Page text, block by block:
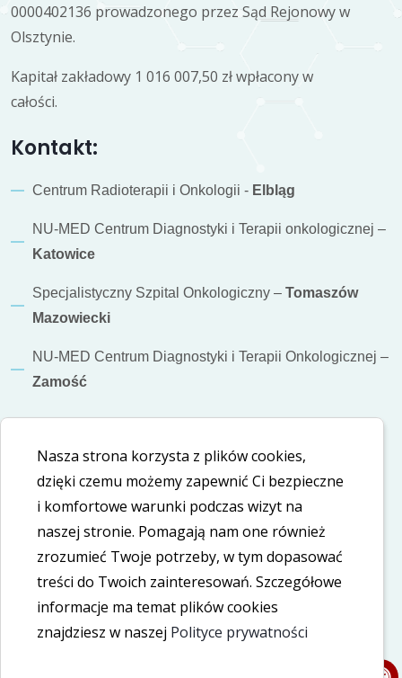
0000402136 prowadzonego przez Sąd Rejonowy w
Olsztynie.
Kapitał zakładowy 1 016 007,50 zł wpłacony w
całości.
Kontakt:
Centrum Radioterapii i Onkologii - Elbląg
NU-MED Centrum Diagnostyki i Terapii onkologicznej –
Katowice
Specjalistyczny Szpital Onkologiczny – Tomaszów
Mazowiecki
NU-MED Centrum Diagnostyki i Terapii Onkologicznej –
Zamość
Polityka prywatności
Deklaracja dostępności
Nasze social media
Nasza strona korzysta z plików cookies,
dzięki czemu możemy zapewnić Ci bezpieczne
i komfortowe warunki podczas wizyt na
naszej stronie. Pomagają nam one również
zrozumieć Twoje potrzeby, w tym dopasować
treści do Twoich zainteresowań. Szczegółowe
informacje ma temat plików cookies
znajdziesz w naszej Polityce prywatności